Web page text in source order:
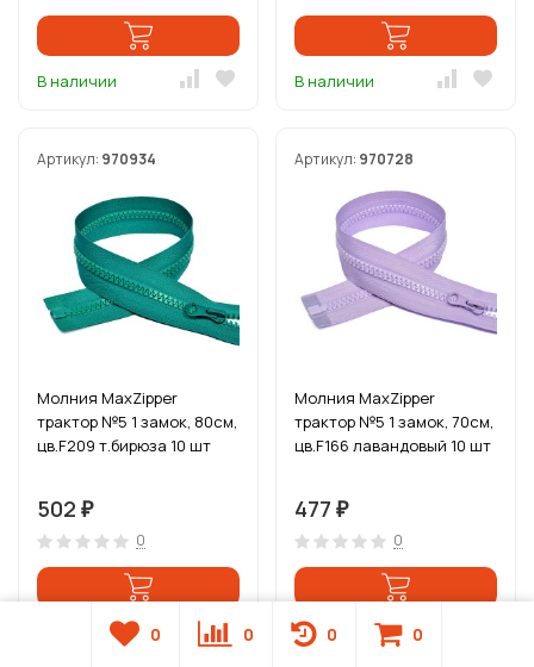
В наличии В наличии
Артикул: 970934
Молния MaxZipper
трактор №5 1 замок, 80см,
цв.F209 т.бирюза 10 шт
502 ₽
0
В наличии
Артикул: 970728
Молния MaxZipper
трактор №5 1 замок, 70см,
цв.F166 лавандовый 10 шт
477 ₽
0
В наличии
0 0 0 0